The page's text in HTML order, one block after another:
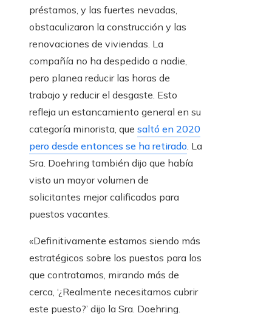
préstamos, y las fuertes nevadas,
obstaculizaron la construcción y las
renovaciones de viviendas. La
compañía no ha despedido a nadie,
pero planea reducir las horas de
trabajo y reducir el desgaste. Esto
refleja un estancamiento general en su
categoría minorista, que saltó en 2020
pero desde entonces se ha retirado. La
Sra. Doehring también dijo que había
visto un mayor volumen de
solicitantes mejor calificados para
puestos vacantes.
«Definitivamente estamos siendo más
estratégicos sobre los puestos para los
que contratamos, mirando más de
cerca, ‘¿Realmente necesitamos cubrir
este puesto?’ dijo la Sra. Doehring.